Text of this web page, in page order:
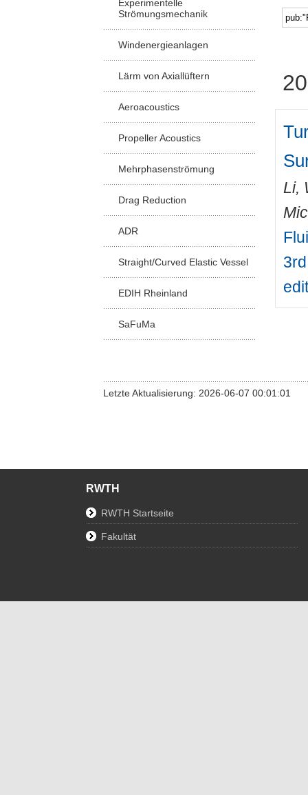
Experimentelle
Strömungsmechanik
Windenergieanlagen
Lärm von Axiallüftern
Aeroacoustics
Propeller Acoustics
Mehrphasenströmung
Drag Reduction
ADR
Straight/Curved Elastic Vessel
EDIH Rheinland
SaFuMa
Li,
Letzte Aktualisierung: 2026-06-07 00:01:01
RWTH
RWTH Startseite
Fakultät